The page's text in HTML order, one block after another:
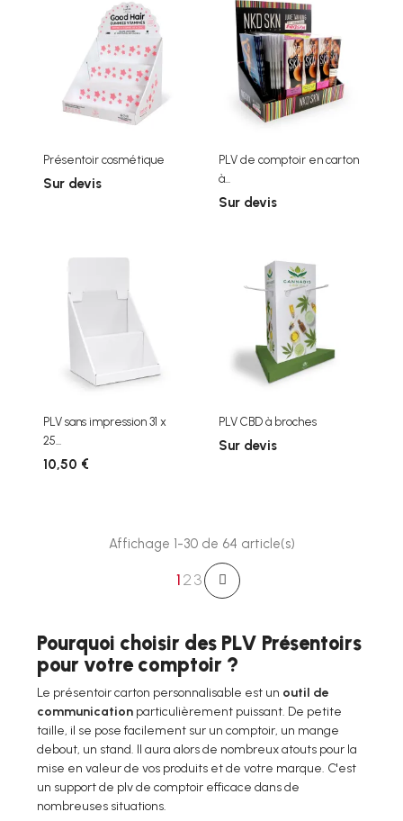
Présentoir cosmétique
Sur devis
PLV de comptoir en carton
à...
Sur devis
PLV sans impression 31 x
25...
10,50 €
PLV CBD à broches
Sur devis
Affichage 1-30 de 64 article(s)
123
Pourquoi choisir des PLV Présentoirs
pour votre comptoir ?
Le présentoir carton personnalisable est un outil de
communication particulièrement puissant. De petite
taille, il se pose facilement sur un comptoir, un mange
debout, un stand. Il aura alors de nombreux atouts pour la
mise en valeur de vos produits et de votre marque. C'est
un support de plv de comptoir efficace dans de
nombreuses situations.